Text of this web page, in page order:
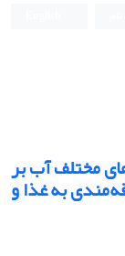
مختلف آب بر
به غذا و